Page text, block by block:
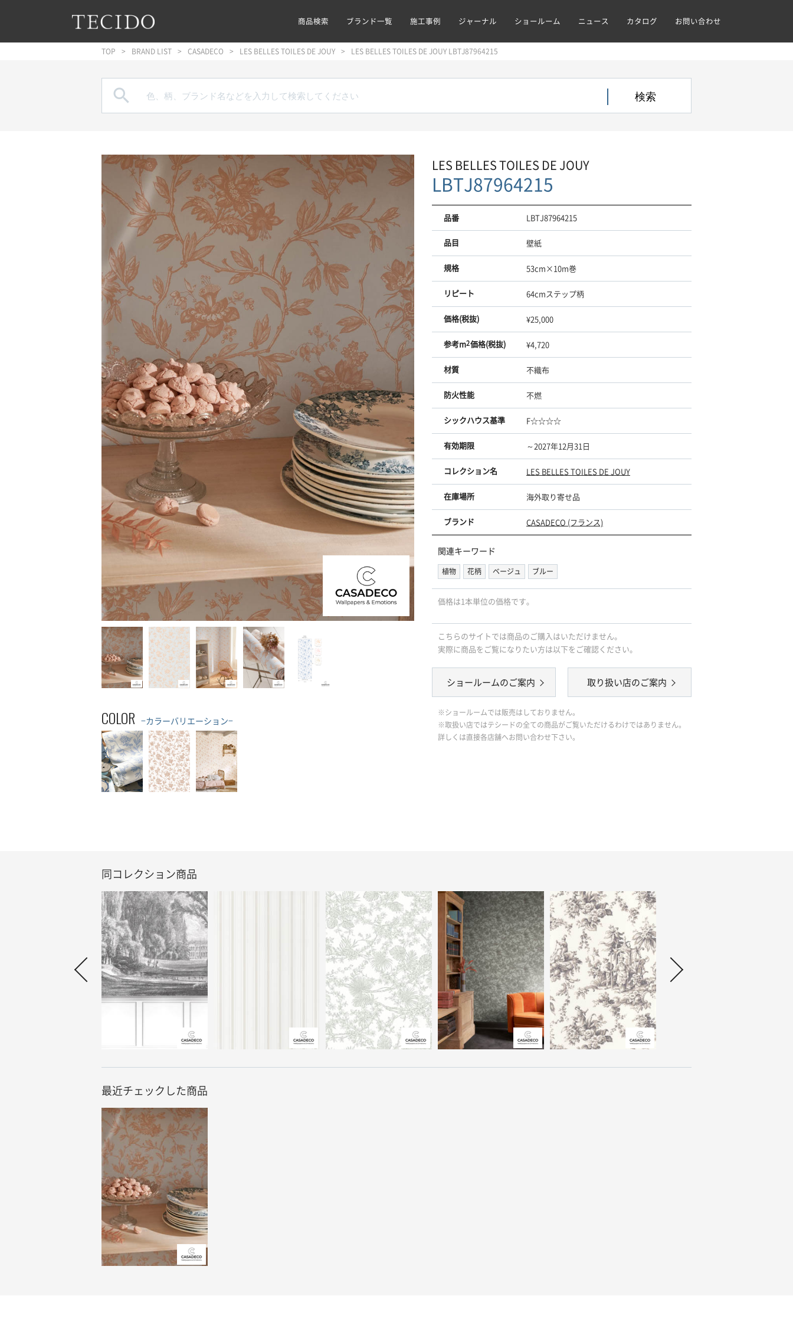
メインナビゲーションへジャンプ
メインコンテンツへジャンプ
フッターへジャンプ 商品検索 ブランド一覧 施工事例 ジャーナル ショールーム ニュース カタログ お問い合わせ
TOP BRAND LIST CASADECO LES BELLES TOILES DE JOUY LES BELLES TOILES DE JOUY LBTJ87964215

COLOR −カラーバリエーション−
LES BELLES TOILES DE JOUY
LBTJ87964215
品番 LBTJ87964215
品目 壁紙
規格 53cm×10m巻
リピート 64cmステップ柄
価格(税抜) ¥25,000
参考m2価格(税抜) ¥4,720
材質 不織布
防火性能 不燃
シックハウス基準 F☆☆☆☆
有効期限 ～2027年12月31日
コレクション名 LES BELLES TOILES DE JOUY
在庫場所 海外取り寄せ品
ブランド CASADECO (フランス)
関連キーワード
植物 花柄 ベージュ ブルー
価格は1本単位の価格です｡
こちらのサイトでは商品のご購入はいただけません。
実際に商品をご覧になりたい方は以下をご確認ください。
ショールームのご案内 取り扱い店のご案内
※ショールームでは販売はしておりません。
※取扱い店ではテシードの全ての商品がご覧いただけるわけではありません。
詳しくは直接各店舗へお問い合わせ下さい。
同コレクション商品
最近チェックした商品